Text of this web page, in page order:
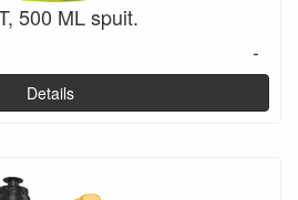
500 ML spuit.
-
Details